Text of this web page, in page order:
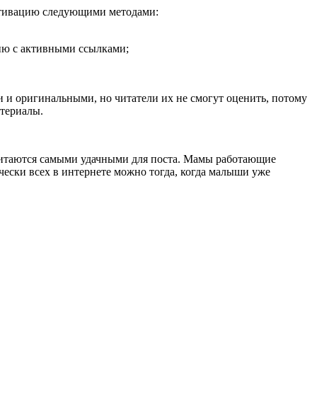
следующими методами:
с активными ссылками;
оригинальными, но читатели их не смогут оценить, потому
самыми удачными для поста. Мамы работающие
всех в интернете можно тогда, когда малыши уже